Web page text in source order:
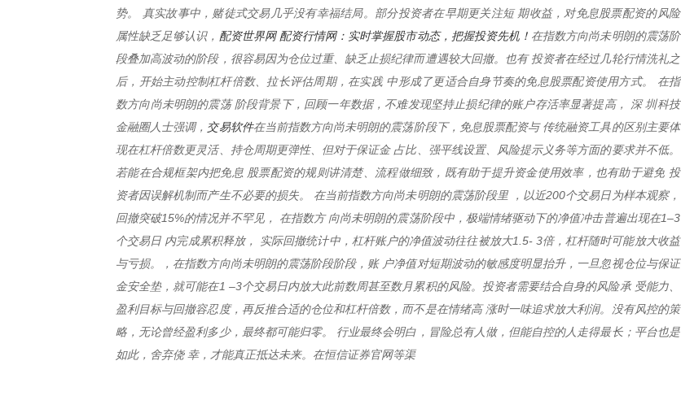
势。 真实故事中，赌徒式交易几乎没有幸福结局。部分投资者在早期更关注短 期收益，对免息股票配资的风险
属性缺乏足够认识， 配资世界网 配资行情网：实时掌握股市动态，把握投资先机！ 在指数方向尚未明朗的震荡阶
段叠加高波动的阶段，很容易因为仓位过重、缺乏止损纪律而遭遇较大回撤。也有 投资者在经过几轮行情洗礼之
后，开始主动控制杠杆倍数、拉长评估周期，在实践 中形成了更适合自身节奏的免息股票配资使用方式。 在指
数方向尚未明朗的震荡 阶段背景下，回顾一年数据，不难发现坚持止损纪律的账户存活率显著提高， 深 圳科技
金融圈人士强调， 交易软件在当前指数方向尚未明朗的震荡阶段下，免息股票配资与 传统融资工具的区别主要体
现在杠杆倍数更灵活、持仓周期更弹性、但对于保证金 占比、强平线设置、风险提示义务等方面的要求并不低。
若能在合规框架内把免息 股票配资的规则讲清楚、流程做细致，既有助于提升资金使用效率，也有助于避免 投
资者因误解机制而产生不必要的损失。 在当前指数方向尚未明朗的震荡阶段里 ，以近200个交易日为样本观察，
回撤突破15%的情况并不罕见， 在指数方 向尚未明朗的震荡阶段中，极端情绪驱动下的净值冲击普遍出现在1–3
个交易日 内完成累积释放， 实际回撤统计中，杠杆账户的净值波动往往被放大1.5- 3倍，杠杆随时可能放大收益
与亏损。，在指数方向尚未明朗的震荡阶段阶段，账 户净值对短期波动的敏感度明显抬升，一旦忽视仓位与保证
金安全垫，就可能在1 –3个交易日内放大此前数周甚至数月累积的风险。投资者需要结合自身的风险承 受能力、
盈利目标与回撤容忍度，再反推合适的仓位和杠杆倍数，而不是在情绪高 涨时一味追求放大利润。没有风控的策
略，无论曾经盈利多少，最终都可能归零。 行业最终会明白，冒险总有人做，但能自控的人走得最长；平台也是
如此，舍弃侥 幸，才能真正抵达未来。在恒信证券官网等渠